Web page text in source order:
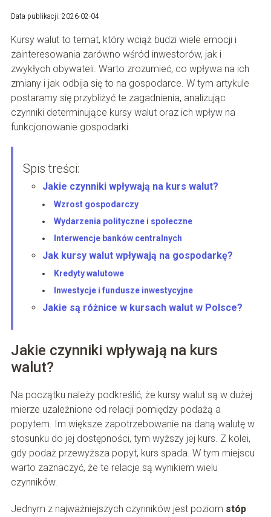
Data publikacji: 2026-02-04
Kursy walut to temat, który wciąż budzi wiele emocji i
zainteresowania zarówno wśród inwestorów, jak i
zwykłych obywateli. Warto zrozumieć, co wpływa na ich
zmiany i jak odbija się to na gospodarce. W tym artykule
postaramy się przybliżyć te zagadnienia, analizując
czynniki determinujące kursy walut oraz ich wpływ na
funkcjonowanie gospodarki.
Spis treści:
Jakie czynniki wpływają na kurs walut?
Wzrost gospodarczy
Wydarzenia polityczne i społeczne
Interwencje banków centralnych
Jak kursy walut wpływają na gospodarkę?
Kredyty walutowe
Inwestycje i fundusze inwestycyjne
Jakie są różnice w kursach walut w Polsce?
Jakie czynniki wpływają na kurs
walut?
Na początku należy podkreślić, że kursy walut są w dużej
mierze uzależnione od relacji pomiędzy podażą a
popytem. Im większe zapotrzebowanie na daną walutę w
stosunku do jej dostępności, tym wyższy jej kurs. Z kolei,
gdy podaż przewyższa popyt, kurs spada. W tym miejscu
warto zaznaczyć, że te relacje są wynikiem wielu
czynników.
Jednym z najważniejszych czynników jest poziom stóp